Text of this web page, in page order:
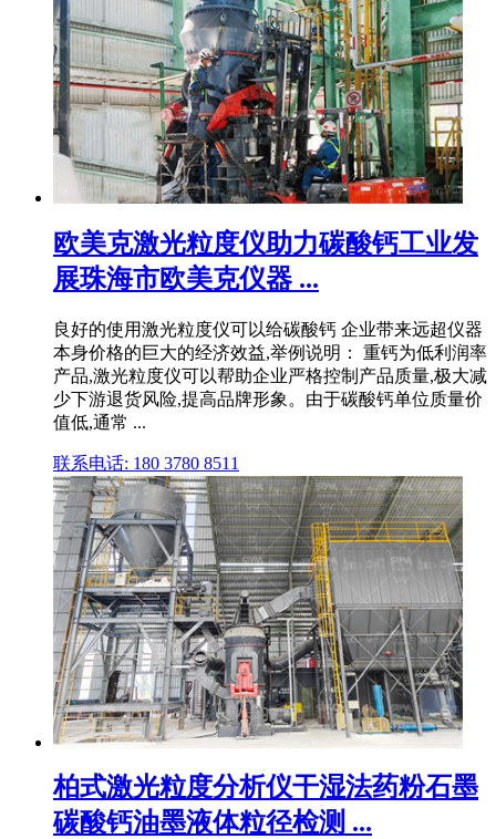
欧美克激光粒度仪助力碳酸钙工业发
展珠海市欧美克仪器 ...
良好的使用激光粒度仪可以给碳酸钙 企业带来远超仪器
本身价格的巨大的经济效益,举例说明： 重钙为低利润率
产品,激光粒度仪可以帮助企业严格控制产品质量,极大减
少下游退货风险,提高品牌形象。由于碳酸钙单位质量价
值低,通常 ...
联系电话: 180 3780 8511
柏式激光粒度分析仪干湿法药粉石墨
碳酸钙油墨液体粒径检测 ...